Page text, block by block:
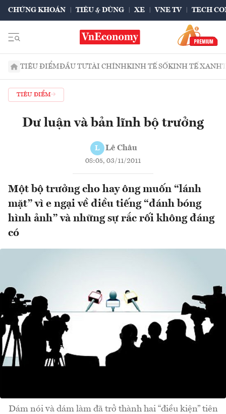
CHỨNG KHOÁN TIÊU & DÙNG XE VNE TV TECH
TIÊU ĐIỂMĐẦU TƯTÀI CHÍNHKINH TẾ SỐKINH TẾ XANH
TIÊU ĐIỂM
Dư luận và bản lĩnh bộ trưởng
L Lê Châu
08:05, 03/11/2011
Một bộ trưởng cho hay ông muốn “lánh
mặt” vì e ngại về điều tiếng “đánh bóng
hình ảnh” và những sự rắc rối không đáng
có
Dám nói và dám làm đã trở thành hai “điều kiện” tiên